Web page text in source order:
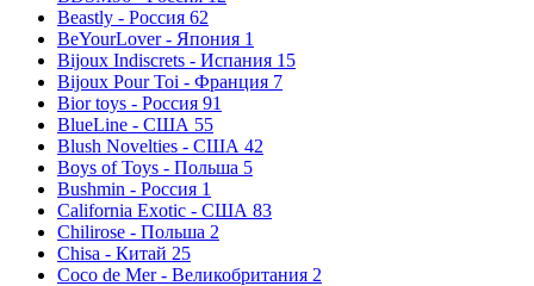
Beastly - Россия 62
BeYourLover - Япония 1
Bijoux Indiscrets - Испания 15
Bijoux Pour Toi - Франция 7
Bior toys - Россия 91
BlueLine - США 55
Blush Novelties - США 42
Boys of Toys - Польша 5
Bushmin - Россия 1
California Exotic - США 83
Chilirose - Польша 2
Chisa - Китай 25
Coco de Mer - Великобритания 2